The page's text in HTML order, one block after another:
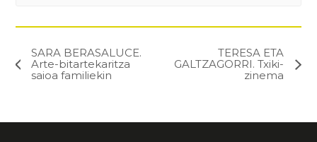
SARA BERASALUCE.
Arte-bitartekaritza
saioa familiekin
TERESA ETA
GALTZAGORRI. Txiki-
zinema